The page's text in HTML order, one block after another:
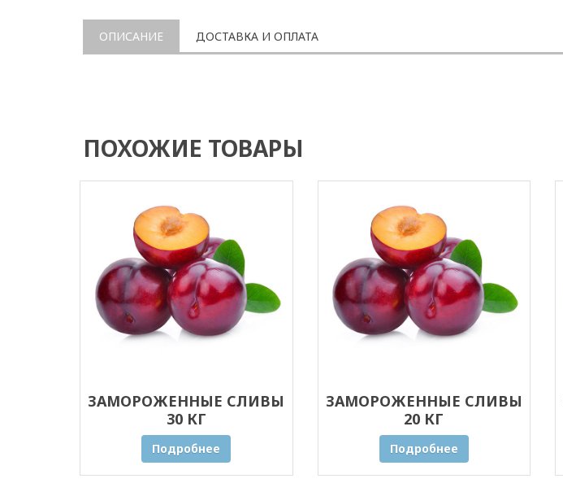
ОПИСАНИЕ ДОСТАВКА И ОПЛАТА
ПОХОЖИЕ ТОВАРЫ
ЗАМОРОЖЕННЫЕ СЛИВЫ
30 КГ
Подробнее
ЗАМОРОЖЕННЫЕ СЛИВЫ
20 КГ
Подробнее